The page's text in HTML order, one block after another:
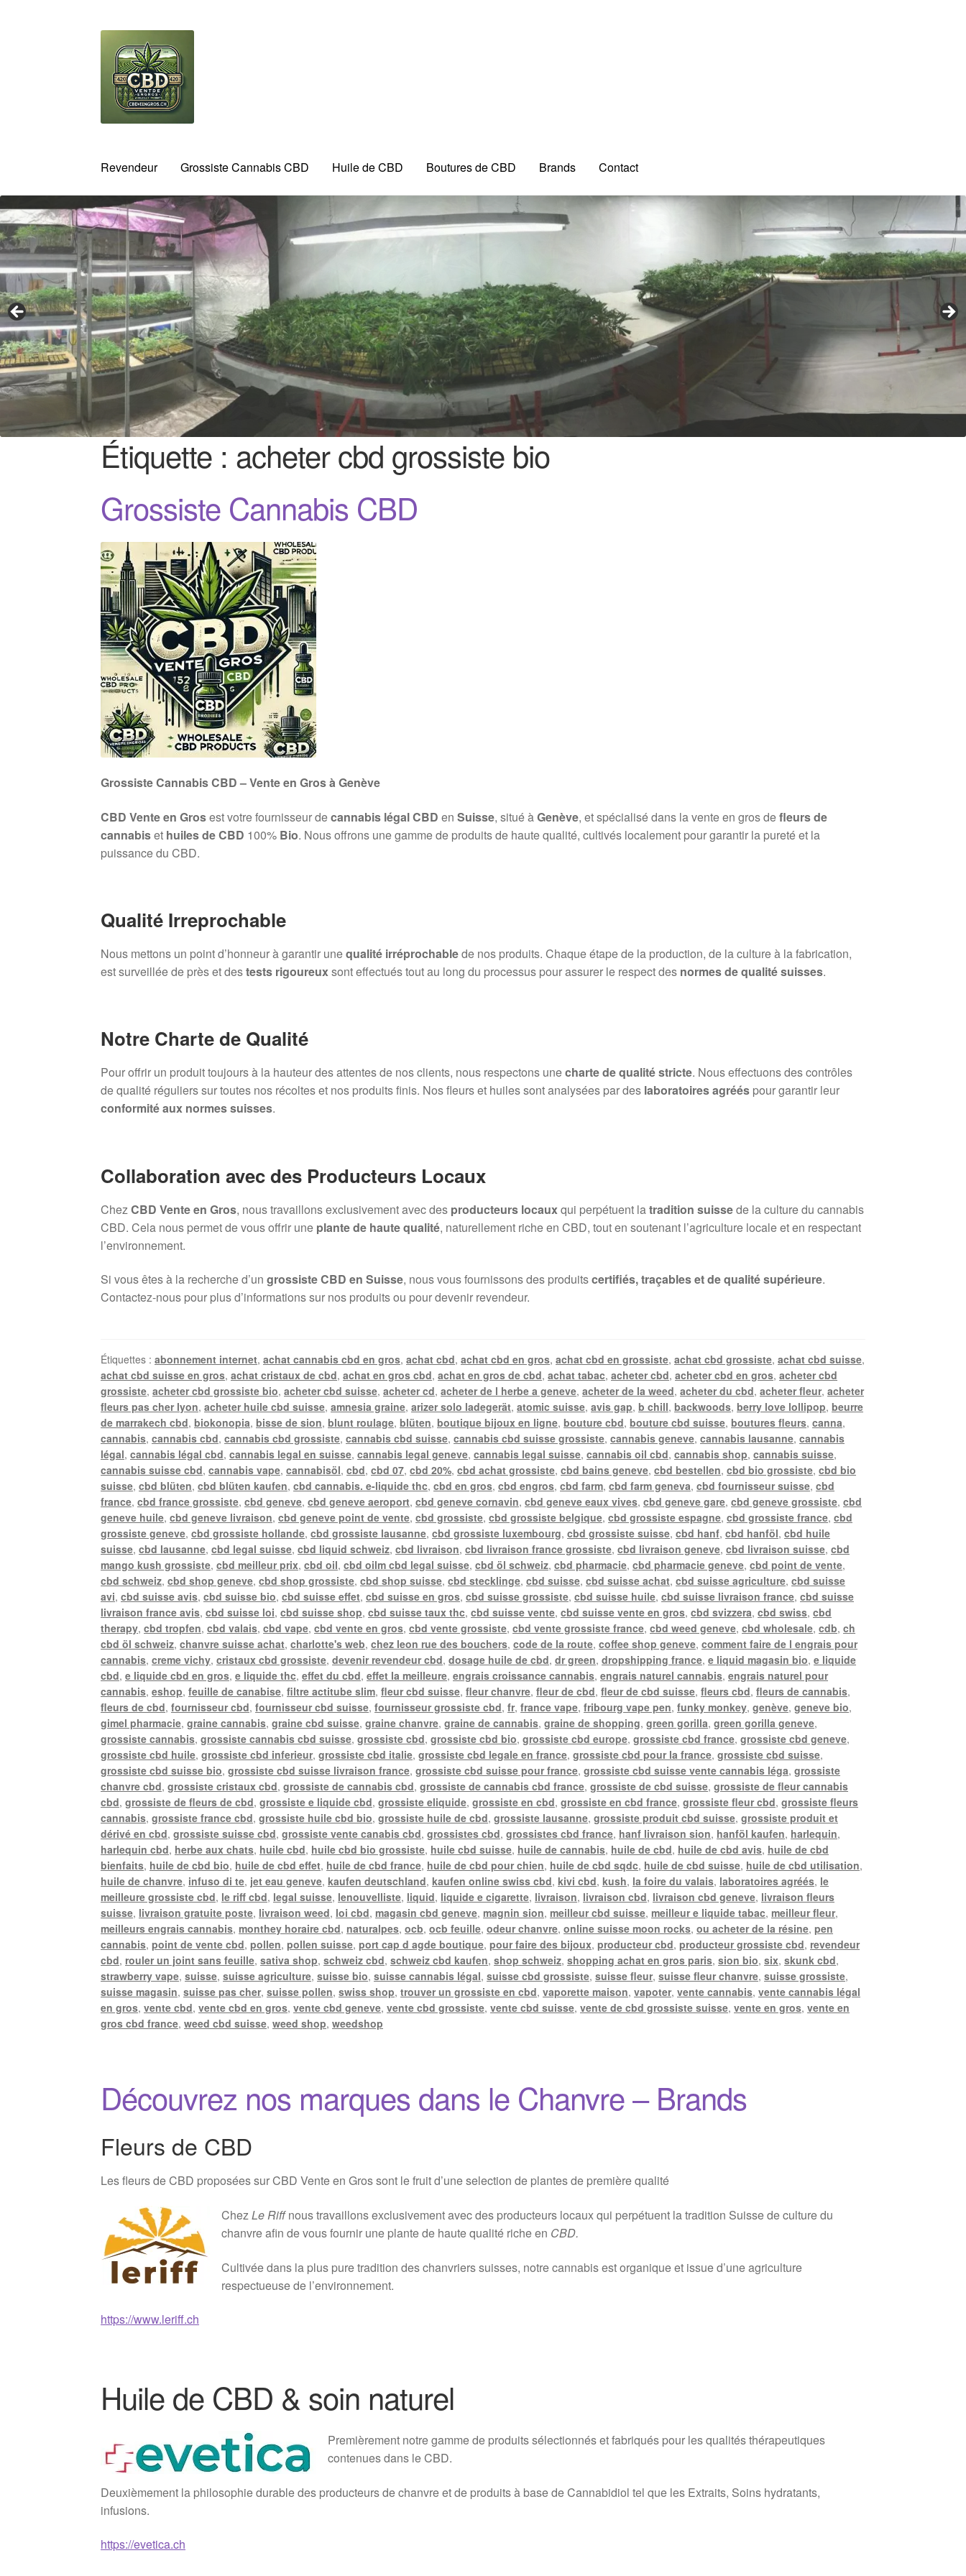
navigation
contenu
Revendeur Grossiste Cannabis CBD Huile de CBD Boutures de CBD Brands Contact
Étiquette : acheter cbd grossiste bio
Grossiste Cannabis CBD
Grossiste Cannabis CBD – Vente en Gros à Genève
CBD Vente en Grosest votre fournisseur decannabis légal CBD enSuisse, situé àGenève, et spécialisé dans la vente en gros defleurs de
cannabiset huiles de CBD 100% Bio. Nous offrons une gamme de produits de haute qualité, cultivés localement pour garantir la pureté et la
puissance du CBD.
Qualité Irreprochable
Nous mettons un point d’honneur à garantir unequalité irréprochablede nos produits. Chaque étape de la production, de la culture à la fabrication,
est surveillée de près et destests rigoureuxsont effectués tout au long du processus pour assurer le respect des normes de qualité suisses.
Notre Charte de Qualité
Pour offrir un produit toujours à la hauteur des attentes de nos clients, nous respectons unecharte de qualité stricte. Nous effectuons des contrôles
de qualité réguliers sur toutes nos récoltes et nos produits finis. Nos fleurs et huiles sont analysées par des laboratoires agréés pour garantir leur
conformité aux normes suisses.
Collaboration avec des Producteurs Locaux
ChezCBD Vente en Gros, nous travaillons exclusivement avec des producteurs locauxqui perpétuent latradition suissede la culture du cannabis
CBD. Cela nous permet de vous offrir une plante de haute qualité, naturellement riche en CBD, tout en soutenant l’agriculture locale et en respectant
l’environnement.
Si vous êtes à la recherche d’ungrossiste CBD en Suisse, nous vous fournissons des produitscertifiés, traçables et de qualité supérieure.
Contactez-nous pour plus d’informations sur nos produits ou pour devenir revendeur.
Étiquettes :abonnement internet,achat cannabis cbd en gros,achat cbd,achat cbd en gros,achat cbd en grossiste,achat cbd grossiste,achat cbd suisse,
achat cbd suisse en gros,achat cristaux de cbd,achat en gros cbd,achat en gros de cbd,achat tabac,acheter cbd,acheter cbd en gros,acheter cbd
grossiste,acheter cbd grossiste bio,acheter cbd suisse,acheter cd,acheter de l herbe a geneve,acheter de la weed,acheter du cbd,acheter fleur,acheter
fleurs pas cher lyon,acheter huile cbd suisse,amnesia graine,arizer solo ladegerät,atomic suisse,avis gap,b chill,backwoods,berry love lollipop,beurre
de marrakech cbd,biokonopia,bisse de sion,blunt roulage,blüten,boutique bijoux en ligne,bouture cbd,bouture cbd suisse,boutures fleurs,canna,
cannabis,cannabis cbd,cannabis cbd grossiste,cannabis cbd suisse,cannabis cbd suisse grossiste,cannabis geneve,cannabis lausanne,cannabis
légal,cannabis légal cbd,cannabis legal en suisse,cannabis legal geneve,cannabis legal suisse,cannabis oil cbd,cannabis shop,cannabis suisse,
cannabis suisse cbd,cannabis vape,cannabisöl,cbd,cbd 07,cbd 20%,cbd achat grossiste,cbd bains geneve,cbd bestellen,cbd bio grossiste,cbd bio
suisse,cbd blüten,cbd blüten kaufen,cbd cannabis. e-liquide thc,cbd en gros,cbd engros,cbd farm,cbd farm geneva,cbd fournisseur suisse,cbd
france,cbd france grossiste,cbd geneve,cbd geneve aeroport,cbd geneve cornavin,cbd geneve eaux vives,cbd geneve gare,cbd geneve grossiste,cbd
geneve huile,cbd geneve livraison,cbd geneve point de vente,cbd grossiste,cbd grossiste belgique,cbd grossiste espagne,cbd grossiste france,cbd
grossiste geneve,cbd grossiste hollande,cbd grossiste lausanne,cbd grossiste luxembourg,cbd grossiste suisse,cbd hanf,cbd hanföl,cbd huile
suisse,cbd lausanne,cbd legal suisse,cbd liquid schweiz,cbd livraison,cbd livraison france grossiste,cbd livraison geneve,cbd livraison suisse,cbd
mango kush grossiste,cbd meilleur prix,cbd oil,cbd oilm cbd legal suisse,cbd öl schweiz,cbd pharmacie,cbd pharmacie geneve,cbd point de vente,
cbd schweiz,cbd shop geneve,cbd shop grossiste,cbd shop suisse,cbd stecklinge,cbd suisse,cbd suisse achat,cbd suisse agriculture,cbd suisse
avi,cbd suisse avis,cbd suisse bio,cbd suisse effet,cbd suisse en gros,cbd suisse grossiste,cbd suisse huile,cbd suisse livraison france,cbd suisse
livraison france avis,cbd suisse loi,cbd suisse shop,cbd suisse taux thc,cbd suisse vente,cbd suisse vente en gros,cbd svizzera,cbd swiss,cbd
therapy,cbd tropfen,cbd valais,cbd vape,cbd vente en gros,cbd vente grossiste,cbd vente grossiste france,cbd weed geneve,cbd wholesale,cdb,ch
cbd öl schweiz,chanvre suisse achat,charlotte's web,chez leon rue des bouchers,code de la route,coffee shop geneve,comment faire de l engrais pour
cannabis,creme vichy,cristaux cbd grossiste,devenir revendeur cbd,dosage huile de cbd,dr green,dropshipping france,e liquid magasin bio,e liquide
cbd,e liquide cbd en gros,e liquide thc,effet du cbd,effet la meilleure,engrais croissance cannabis,engrais naturel cannabis,engrais naturel pour
cannabis,eshop,feuille de canabise,filtre actitube slim,fleur cbd suisse,fleur chanvre,fleur de cbd,fleur de cbd suisse,fleurs cbd,fleurs de cannabis,
fleurs de cbd,fournisseur cbd,fournisseur cbd suisse,fournisseur grossiste cbd,fr,france vape,fribourg vape pen,funky monkey,genève,geneve bio,
gimel pharmacie,graine cannabis,graine cbd suisse,graine chanvre,graine de cannabis,graine de shopping,green gorilla,green gorilla geneve,
grossiste cannabis,grossiste cannabis cbd suisse,grossiste cbd,grossiste cbd bio,grossiste cbd europe,grossiste cbd france,grossiste cbd geneve,
grossiste cbd huile,grossiste cbd inferieur,grossiste cbd italie,grossiste cbd legale en france,grossiste cbd pour la france,grossiste cbd suisse,
grossiste cbd suisse bio,grossiste cbd suisse livraison france,grossiste cbd suisse pour france,grossiste cbd suisse vente cannabis léga,grossiste
chanvre cbd,grossiste cristaux cbd,grossiste de cannabis cbd,grossiste de cannabis cbd france,grossiste de cbd suisse,grossiste de fleur cannabis
cbd,grossiste de fleurs de cbd,grossiste e liquide cbd,grossiste eliquide,grossiste en cbd,grossiste en cbd france,grossiste fleur cbd,grossiste fleurs
cannabis,grossiste france cbd,grossiste huile cbd bio,grossiste huile de cbd,grossiste lausanne,grossiste produit cbd suisse,grossiste produit et
dérivé en cbd,grossiste suisse cbd,grossiste vente canabis cbd,grossistes cbd,grossistes cbd france, hanf livraison sion, hanföl kaufen, harlequin,
harlequin cbd, herbe aux chats, huile cbd, huile cbd bio grossiste, huile cbd suisse, huile de cannabis, huile de cbd, huile de cbd avis, huile de cbd
bienfaits, huile de cbd bio, huile de cbd effet, huile de cbd france, huile de cbd pour chien, huile de cbd sqdc, huile de cbd suisse, huile de cbd utilisation,
huile de chanvre, infuso di te, jet eau geneve,kaufen deutschland,kaufen online swiss cbd,kivi cbd,kush, la foire du valais, laboratoires agréés, le
meilleure grossiste cbd, le riff cbd, legal suisse, lenouvelliste, liquid, liquide e cigarette, livraison, livraison cbd, livraison cbd geneve, livraison fleurs
suisse, livraison gratuite poste, livraison weed, loi cbd,magasin cbd geneve,magnin sion,meilleur cbd suisse,meilleur e liquide tabac,meilleur fleur,
meilleurs engrais cannabis,monthey horaire cbd, naturalpes,ocb,ocb feuille,odeur chanvre,online suisse moon rocks,ou acheter de la résine,pen
cannabis,point de vente cbd,pollen,pollen suisse,port cap d agde boutique,pour faire des bijoux,producteur cbd,producteur grossiste cbd, revendeur
cbd, rouler un joint sans feuille,sativa shop,schweiz cbd,schweiz cbd kaufen,shop schweiz,shopping achat en gros paris,sion bio,six,skunk cbd,
strawberry vape,suisse,suisse agriculture,suisse bio,suisse cannabis légal,suisse cbd grossiste,suisse fleur,suisse fleur chanvre,suisse grossiste,
suisse magasin,suisse pas cher,suisse pollen,swiss shop,trouver un grossiste en cbd,vaporette maison,vapoter,vente cannabis,vente cannabis légal
en gros,vente cbd,vente cbd en gros,vente cbd geneve,vente cbd grossiste,vente cbd suisse,vente de cbd grossiste suisse,vente en gros,vente en
gros cbd france,weed cbd suisse,weed shop,weedshop
Découvrez nos marques dans le Chanvre – Brands
Fleurs de CBD
Les fleurs de CBD proposées sur CBD Vente en Gros sont le fruit d’une selection de plantes de première qualité
ChezLe Riffnous travaillons exclusivement avec des producteurs locaux qui perpétuent la tradition Suisse de culture du
chanvre afin de vous fournir une plante de haute qualité riche en CBD.
Cultivée dans la plus pure tradition des chanvriers suisses, notre cannabis est organique et issue d’une agriculture
respectueuse de l’environnement.
https://www.leriff.ch
Huile de CBD & soin naturel
Premièrement notre gamme de produits sélectionnés et fabriqués pour les qualités thérapeutiques
contenues dans le CBD.
Deuxièmement la philosophie durable des producteurs de chanvre et de produits à base de Cannabidiol tel que les Extraits, Soins hydratants,
infusions.
https://evetica.ch